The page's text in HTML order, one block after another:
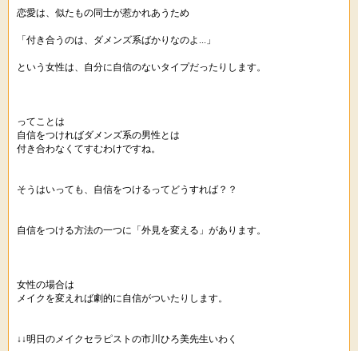
恋愛は、似たもの同士が惹かれあうため
「付き合うのは、ダメンズ系ばかりなのよ...」
という女性は、自分に自信のないタイプだったりします。
ってことは
自信をつければダメンズ系の男性とは
付き合わなくてすむわけですね。
そうはいっても、自信をつけるってどうすれば？？
自信をつける方法の一つに「外見を変える」があります。
女性の場合は
メイクを変えれば劇的に自信がついたりします。
↓↓明日のメイクセラピストの市川ひろ美先生いわく